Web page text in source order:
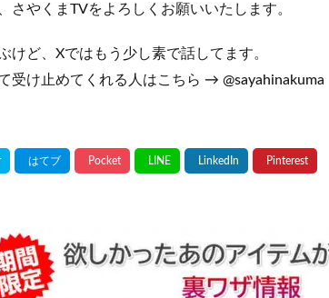
さやくまTVをよろしくお願いいたします。
けど、Xではもう少し素で話してます。
受け止めてくれる人はこちら → @sayahinakuma